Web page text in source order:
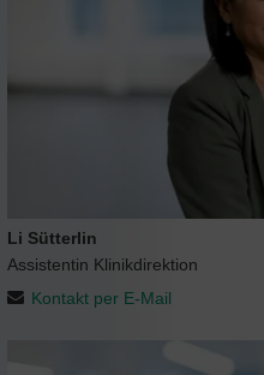
Li Sütterlin
Assistentin Klinikdirektion
Kontakt per E-Mail